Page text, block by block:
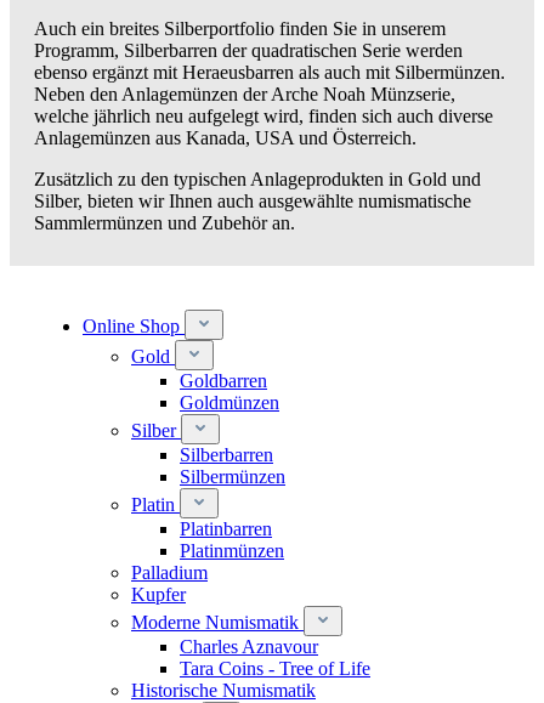
Auch ein breites Silberportfolio finden Sie in unserem
Programm, Silberbarren der quadratischen Serie werden
ebenso ergänzt mit Heraeusbarren als auch mit Silbermünzen.
Neben den Anlagemünzen der Arche Noah Münzserie,
welche jährlich neu aufgelegt wird, finden sich auch diverse
Anlagemünzen aus Kanada, USA und Österreich.
Zusätzlich zu den typischen Anlageprodukten in Gold und
Silber, bieten wir Ihnen auch ausgewählte numismatische
Sammlermünzen und Zubehör an.
Online Shop
Gold
Goldbarren
Goldmünzen
Silber
Silberbarren
Silbermünzen
Platin
Platinbarren
Platinmünzen
Palladium
Kupfer
Moderne Numismatik
Charles Aznavour
Tara Coins - Tree of Life
Historische Numismatik